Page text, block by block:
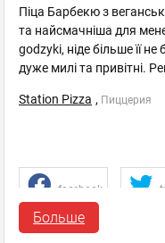
Піца Барбекю з
та найсмачніша для
godzyki, ніде більше її
дуже милі та привітні.
Station Pizza , Пиццерия
facebook
Больше